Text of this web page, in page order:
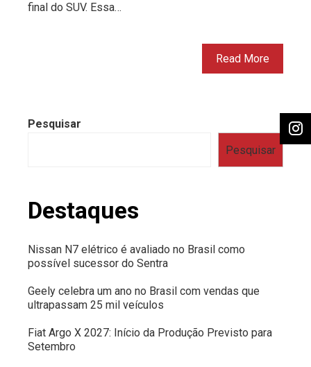
final do SUV. Essa…
Read More
Pesquisar
Pesquisar
Destaques
Nissan N7 elétrico é avaliado no Brasil como
possível sucessor do Sentra
Geely celebra um ano no Brasil com vendas que
ultrapassam 25 mil veículos
Fiat Argo X 2027: Início da Produção Previsto para
Setembro